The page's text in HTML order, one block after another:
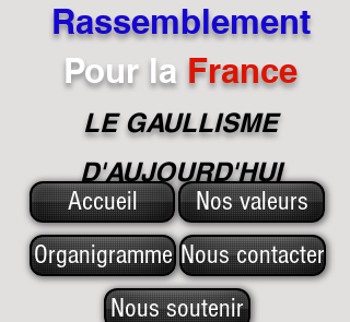
Rassemblement
Pour la France
LE GAULLISME
D'AUJOURD'HUI
Accueil
Nos valeurs
Organigramme Nous contacter
Nous soutenir